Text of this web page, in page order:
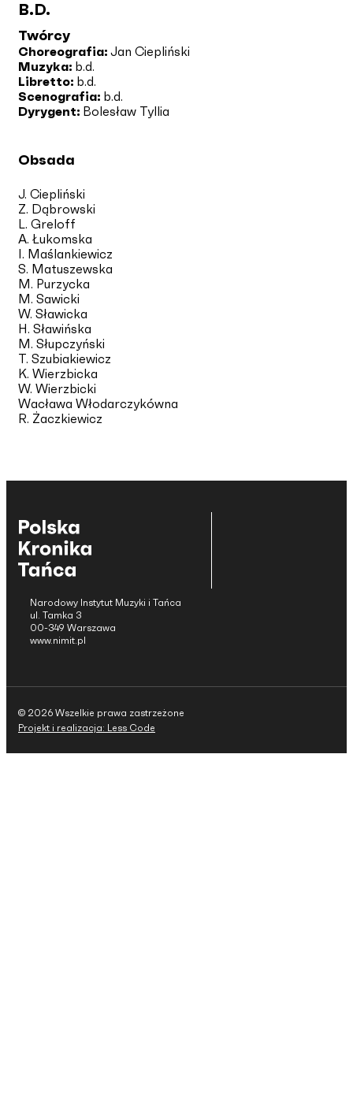
B.d.
Twórcy
Choreografia: Jan Ciepliński
Muzyka: b.d.
Libretto: b.d.
Scenografia: b.d.
Dyrygent: Bolesław Tyllia
Obsada
J. Ciepliński
Z. Dąbrowski
L. Greloff
A. Łukomska
I. Maślankiewicz
S. Matuszewska
M. Purzycka
M. Sawicki
W. Sławicka
H. Sławińska
M. Słupczyński
T. Szubiakiewicz
K. Wierzbicka
W. Wierzbicki
Wacława Włodarczykówna
R. Żaczkiewicz
Narodowy Instytut Muzyki i Tańca
ul. Tamka 3
00-349 Warszawa
www.nimit.pl
© 2026 Wszelkie prawa zastrzeżone
Projekt i realizacja: Less Code